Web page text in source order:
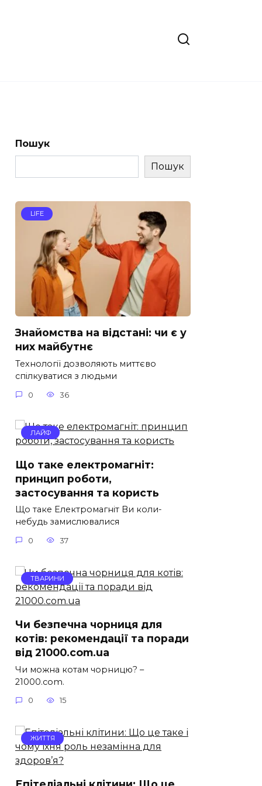
Пошук
Пошук
LIFE
Знайомства на відстані: чи є у
них майбутнє
Технології дозволяють миттєво
спілкуватися з людьми
0 36
ЛАЙФ
Що таке електромагніт:
принцип роботи,
застосування та користь
Що таке Електромагніт Ви коли-
небудь замислювалися
0 37
ТВАРИНИ
Чи безпечна чорниця для
котів: рекомендації та поради
від 21000.com.ua
Чи можна котам чорницю? –
21000.com.
0 15
ЖИТТЯ